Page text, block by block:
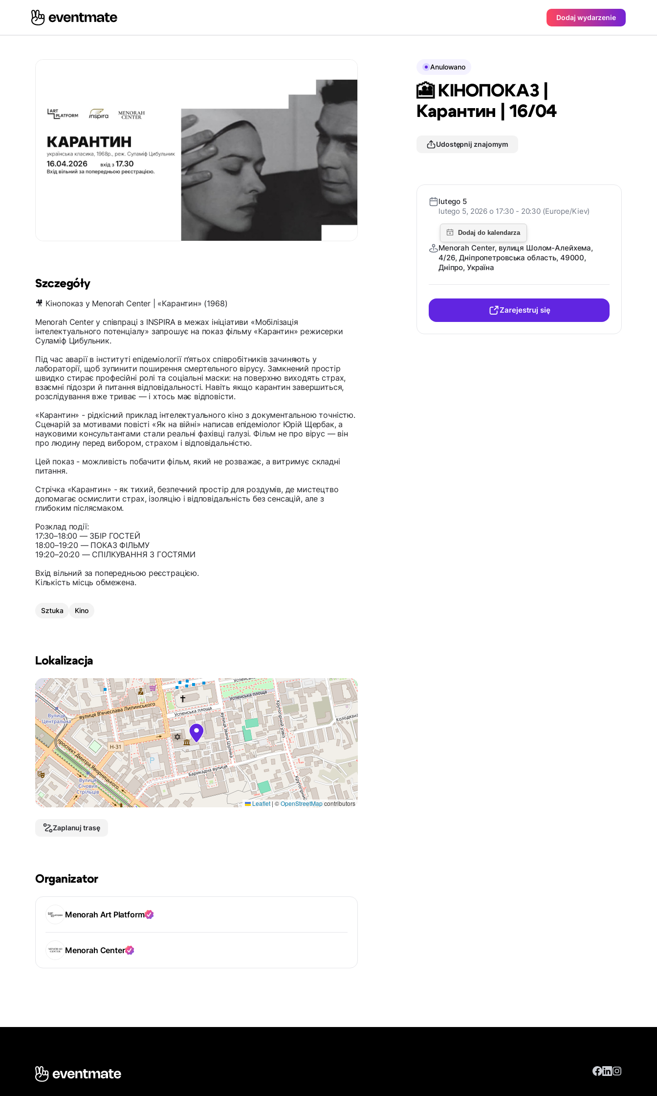
Dodaj wydarzenie
Szczegóły
🎥 Кінопоказ у Menorah Center | «Карантин» (1968)
Menorah Center у співпраці з INSPIRA в межах ініціативи «Мобілізація
інтелектуального потенціалу» запрошує на показ фільму «Карантин» режисерки
Суламіф Цибульник.
Під час аварії в інституті епідеміології п’ятьох співробітників зачиняють у
лабораторії, щоб зупинити поширення смертельного вірусу. Замкнений простір
швидко стирає професійні ролі та соціальні маски: на поверхню виходять страх,
взаємні підозри й питання відповідальності. Навіть якщо карантин завершиться,
розслідування вже триває — і хтось має відповісти.
«Карантин» - рідкісний приклад інтелектуального кіно з документальною точністю.
Сценарій за мотивами повісті «Як на війні» написав епідеміолог Юрій Щербак, а
науковими консультантами стали реальні фахівці галузі. Фільм не про вірус — він
про людину перед вибором, страхом і відповідальністю.
Цей показ - можливість побачити фільм, який не розважає, а витримує складні
питання.
Стрічка «Карантин» - як тихий, безпечний простір для роздумів, де мистецтво
допомагає осмислити страх, ізоляцію і відповідальність без сенсацій, але з
глибоким післясмаком.
Розклад події:
17:30–18:00 — ЗБІР ГОСТЕЙ
18:00–19:20 — ПОКАЗ ФІЛЬМУ
19:20–20:20 — СПІЛКУВАННЯ З ГОСТЯМИ
Вхід вільний за попередньою реєстрацією.
Кількість місць обмежена.
Sztuka Kino
Lokalizacja
Leaflet | ©OpenStreetMapcontributors
Zaplanuj trasę
Organizator
Menorah Art Platform
Menorah Center
Anulowano
🎦 КІНОПОКАЗ |
Карантин | 16/04
Udostępnij znajomym
lutego 5
lutego 5, 2026 o 17:30 - 20:30 (Europe/Kiev)
Menorah Center, вулиця Шолом-Алейхема,
4/26, Дніпропетровська область, 49000,
Дніпро, Україна
Zarejestruj się